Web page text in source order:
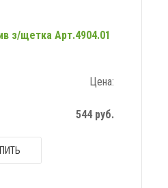
з/щетка Арт.4904.01
Цена:
544 руб.